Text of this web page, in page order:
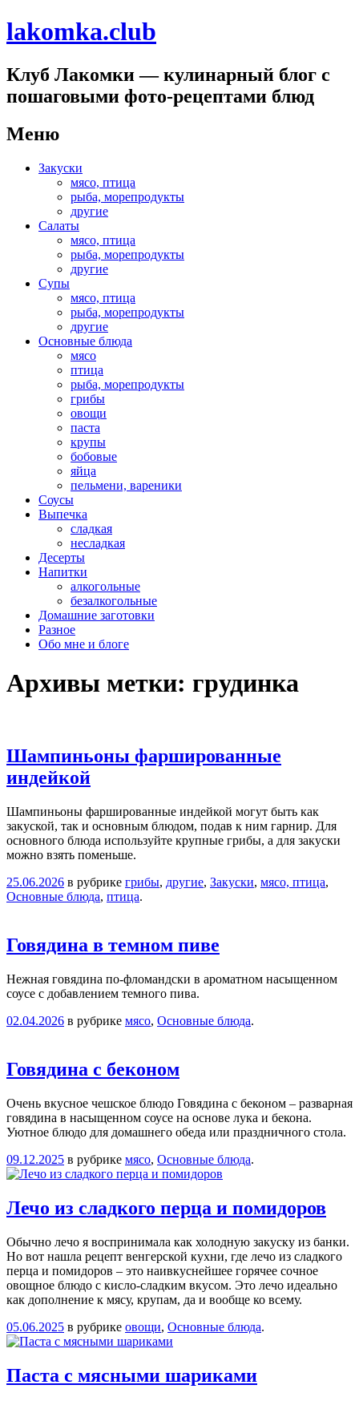
lakomka.club
Клуб Лакомки — кулинарный блог с
пошаговыми фото-рецептами блюд
Меню
Перейти
содержимому
Закуски
мясо, птица
рыба, морепродукты
другие
Салаты
мясо, птица
рыба, морепродукты
другие
Супы
мясо, птица
рыба, морепродукты
другие
Основные блюда
мясо
птица
рыба, морепродукты
грибы
овощи
паста
крупы
бобовые
яйца
пельмени, вареники
Соусы
Выпечка
сладкая
несладкая
Десерты
Напитки
алкогольные
безалкогольные
Домашние заготовки
Разное
Обо мне и блоге
Архивы метки: грудинка
Шампиньоны фаршированные
индейкой
Шампиньоны фаршированные индейкой могут быть как
закуской, так и основным блюдом, подав к ним гарнир. Для
основного блюда используйте крупные грибы, а для закуски
можно взять поменьше.
25.06.2026 в рубрике грибы, другие, Закуски, мясо, птица,
Основные блюда, птица.
Говядина в темном пиве
Нежная говядина по-фломандски в ароматном насыщенном
соусе с добавлением темного пива.
02.04.2026 в рубрике мясо, Основные блюда.
Говядина с беконом
Очень вкусное чешское блюдо Говядина с беконом – разварная
говядина в насыщенном соусе на основе лука и бекона.
Уютное блюдо для домашнего обеда или праздничного стола.
09.12.2025 в рубрике мясо, Основные блюда.
Лечо из сладкого перца и помидоров
Обычно лечо я воспринимала как холодную закуску из банки.
Но вот нашла рецепт венгерской кухни, где лечо из сладкого
перца и помидоров – это наивкуснейшее горячее сочное
овощное блюдо с кисло-сладким вкусом. Это лечо идеально
как дополнение к мясу, крупам, да и вообще ко всему.
05.06.2025 в рубрике овощи, Основные блюда.
Паста с мясными шариками